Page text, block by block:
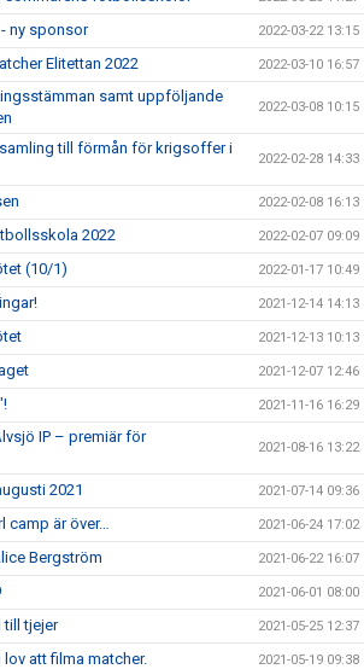
ny sponsor 2022-03-22 13:15
Elitettan 2022 2022-03-10 16:57
samt uppföljande
2022-03-08 10:15
till förmån för krigsoffer i
2022-02-28 14:33
2022-02-08 16:13
2022 2022-02-07 09:09
(10/1) 2022-01-17 10:49
2021-12-14 14:13
2021-12-13 10:13
2021-12-07 12:46
2021-11-16 16:29
IP – premiär för
2021-08-16 13:22
2021 2021-07-14 09:36
camp är över… 2021-06-24 17:02
Bergström 2021-06-22 16:07
2021-06-01 08:00
tjejer 2021-05-25 12:37
att filma matcher. 2021-05-19 09:38